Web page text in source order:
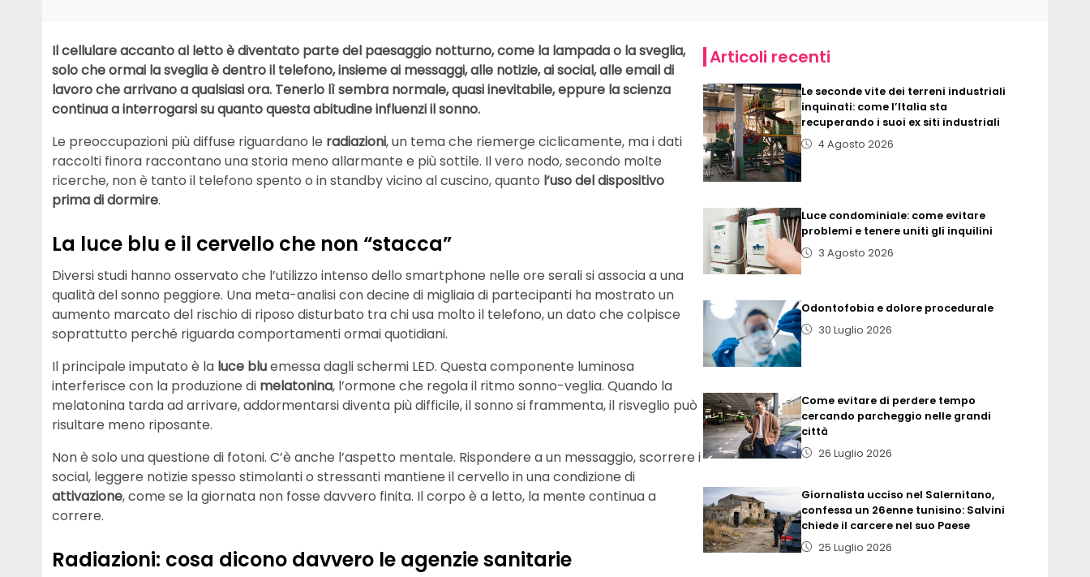
Il cellulare accanto al letto è diventato parte del paesaggio notturno, come la lampada o la sveglia,
solo che ormai la sveglia è dentro il telefono, insieme ai messaggi, alle notizie, ai social, alle email di
lavoro che arrivano a qualsiasi ora. Tenerlo lì sembra normale, quasi inevitabile, eppure la scienza
continua a interrogarsi su quanto questa abitudine influenzi il sonno.
Le preoccupazioni più diffuse riguardano le radiazioni, un tema che riemerge ciclicamente, ma i dati
raccolti finora raccontano una storia meno allarmante e più sottile. Il vero nodo, secondo molte
ricerche, non è tanto il telefono spento o in standby vicino al cuscino, quanto l’uso del dispositivo
prima di dormire.
La luce blu e il cervello che non “stacca”
Diversi studi hanno osservato che l’utilizzo intenso dello smartphone nelle ore serali si associa a una
qualità del sonno peggiore. Una meta-analisi con decine di migliaia di partecipanti ha mostrato un
aumento marcato del rischio di riposo disturbato tra chi usa molto il telefono, un dato che colpisce
soprattutto perché riguarda comportamenti ormai quotidiani.
Il principale imputato è la luce bluemessa dagli schermi LED. Questa componente luminosa
interferisce con la produzione di melatonina, l’ormone che regola il ritmo sonno-veglia. Quando la
melatonina tarda ad arrivare, addormentarsi diventa più difficile, il sonno si frammenta, il risveglio può
risultare meno riposante.
Non è solo una questione di fotoni. C’è anche l’aspetto mentale. Rispondere a un messaggio, scorrere i
social, leggere notizie spesso stimolanti o stressanti mantiene il cervello in una condizione di
attivazione, come se la giornata non fosse davvero finita. Il corpo è a letto, la mente continua a
correre.
Radiazioni: cosa dicono davvero le agenzie sanitarie
Articoli recenti
Le seconde vite dei terreni industriali
inquinati: come l’Italia sta
recuperando i suoi ex siti industriali
4 Agosto 2026
Luce condominiale: come evitare
problemi e tenere uniti gli inquilini
3 Agosto 2026
Odontofobia e dolore procedurale
30 Luglio 2026
Come evitare di perdere tempo
cercando parcheggio nelle grandi
città
26 Luglio 2026
Giornalista ucciso nel Salernitano,
confessa un 26enne tunisino: Salvini
chiede il carcere nel suo Paese
25 Luglio 2026